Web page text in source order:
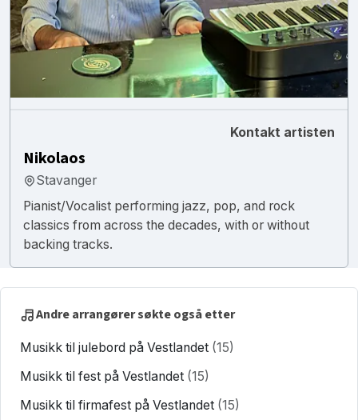
Kontakt artisten
Nikolaos
Stavanger
Pianist/Vocalist performing jazz, pop, and rock
classics from across the decades, with or without
backing tracks.
Andre arrangører søkte også etter
Musikk til julebord på Vestlandet (15)
Musikk til fest på Vestlandet (15)
Musikk til firmafest på Vestlandet (15)